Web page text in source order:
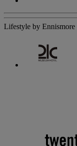
Lifestyle by Ennismore